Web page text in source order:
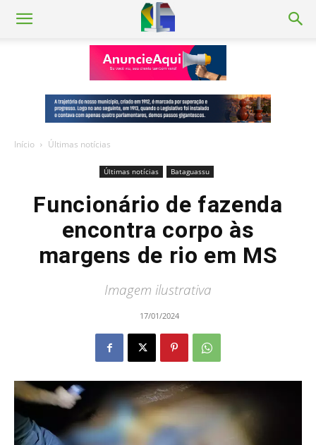
Início Últimas notícias
Últimas notícias Bataguassu
Funcionário de fazenda
encontra corpo às
margens de rio em MS
Imagem ilustrativa
17/01/2024